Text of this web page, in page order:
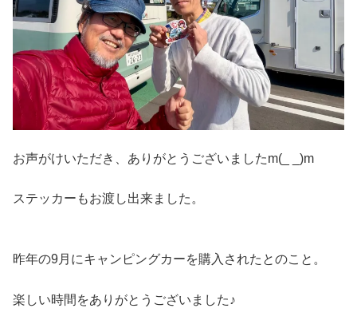
お声がけいただき、ありがとうございましたm(_ _)m
ステッカーもお渡し出来ました。
昨年の9月にキャンピングカーを購入されたとのこと。
楽しい時間をありがとうございました♪